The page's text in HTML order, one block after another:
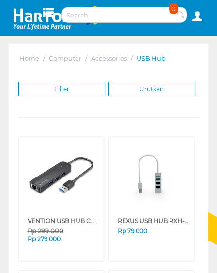
0
Home / Computer / Accessories / USB Hub
Filter Urutkan
VENTION USB HUB CHNBB
Rp299.000
Rp 279.000
REXUS USB HUB RXH-320
Rp 79.000